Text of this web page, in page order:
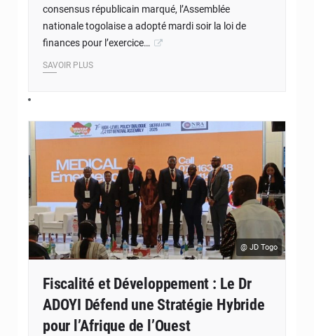
consensus républicain marqué, l’Assemblée
nationale togolaise a adopté mardi soir la loi de
finances pour l’exercice…
SAVOIR PLUS
@ JD Togo
Fiscalité et Développement : Le Dr
ADOYI Défend une Stratégie Hybride
pour l’Afrique de l’Ouest